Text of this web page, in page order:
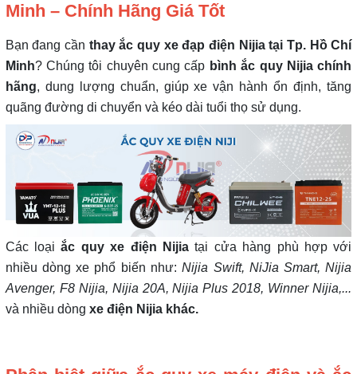
Minh – Chính Hãng Giá Tốt
Bạn đang cần thay ắc quy xe đạp điện Nijiatại Tp. Hồ Chí
Minh? Chúng tôi chuyên cung cấp bình ắc quy Nijiachính
hãng, dung lượng chuẩn, giúp xe vận hành ổn định, tăng
quãng đường di chuyển và kéo dài tuổi thọ sử dụng.
Các loạiắc quy xe điện Nijia tại cửa hàng phù hợp với
nhiều dòng xe phổ biến như:Nijia Swift, NiJia Smart, Nijia
Avenger, F8 Nijia, Nijia 20A, Nijia Plus 2018, Winner Nijia,...
và nhiều dòng xe điện Nijiakhác.